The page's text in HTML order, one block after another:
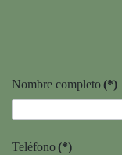
Nombre completo(*)
Teléfono(*)